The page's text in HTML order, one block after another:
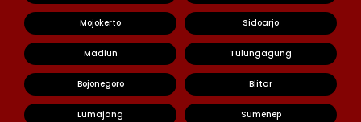
Mojokerto Sidoarjo
Madiun Tulungagung
Bojonegoro Blitar
Lumajang Sumenep